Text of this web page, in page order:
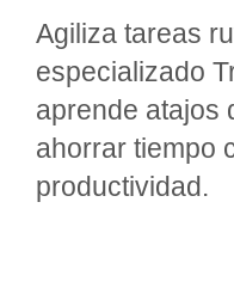
Agiliza tareas
especializado
aprende atajos
ahorrar tiempo
productividad.